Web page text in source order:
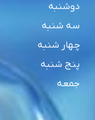
دوشنبه
سه شنبه
چهار شنبه
پنج شنبه
جمعه